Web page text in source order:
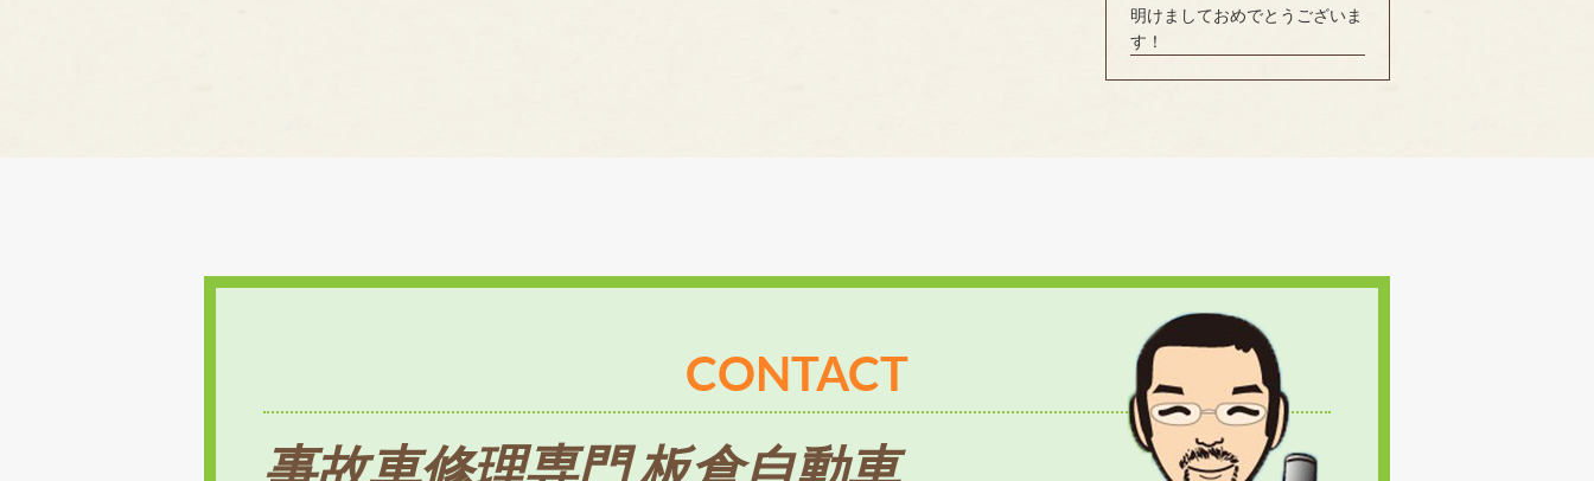
明けましておめでとうございま
す！
CONTACT
事故車修理専門 板倉自動車